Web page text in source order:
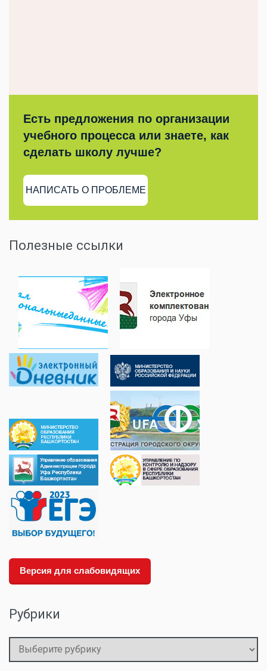
Есть предложения по организации
учебного процесса или знаете, как
сделать школу лучше?
НАПИСАТЬ О ПРОБЛЕМЕ
Полезные ссылки
Версия для слабовидящих
Рубрики
Рубрики